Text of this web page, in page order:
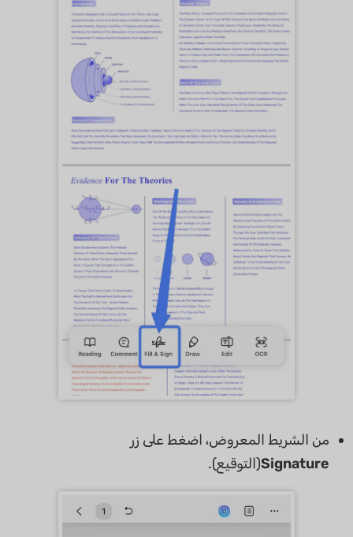
من الشريط المعروض، اضغط على زر
Signature(التوقيع).